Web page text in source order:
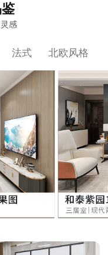
感
法式 北欧风格